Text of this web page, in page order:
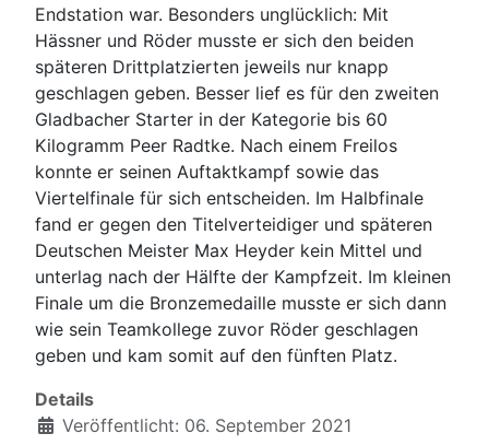
Endstation war. Besonders unglücklich: Mit
Hässner und Röder musste er sich den beiden
späteren Drittplatzierten jeweils nur knapp
geschlagen geben. Besser lief es für den zweiten
Gladbacher Starter in der Kategorie bis 60
Kilogramm Peer Radtke. Nach einem Freilos
konnte er seinen Auftaktkampf sowie das
Viertelfinale für sich entscheiden. Im Halbfinale
fand er gegen den Titelverteidiger und späteren
Deutschen Meister Max Heyder kein Mittel und
unterlag nach der Hälfte der Kampfzeit. Im kleinen
Finale um die Bronzemedaille musste er sich dann
wie sein Teamkollege zuvor Röder geschlagen
geben und kam somit auf den fünften Platz.
Details
Veröffentlicht: 06. September 2021